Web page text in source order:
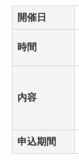
開催日
時間
内容
申込期間